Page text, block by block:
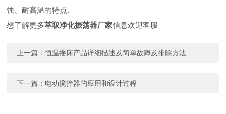
蚀、耐高温的特点.
想了解更多萃取净化振荡器厂家信息欢迎客服
上一篇：恒温摇床产品详细描述及简单故障及排除方法
下一篇： 电动搅拌器的应用和设计过程